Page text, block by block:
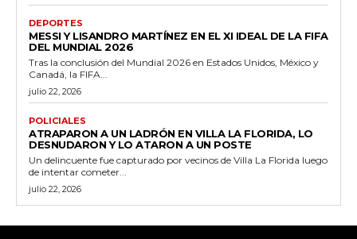
DEPORTES
MESSI Y LISANDRO MARTÍNEZ EN EL XI IDEAL DE LA FIFA
DEL MUNDIAL 2026
Tras la conclusión del Mundial 2026 en Estados Unidos, México y
Canadá, la FIFA...
julio 22, 2026
POLICIALES
ATRAPARON A UN LADRÓN EN VILLA LA FLORIDA, LO
DESNUDARON Y LO ATARON A UN POSTE
Un delincuente fue capturado por vecinos de Villa La Florida luego
de intentar cometer...
julio 22, 2026